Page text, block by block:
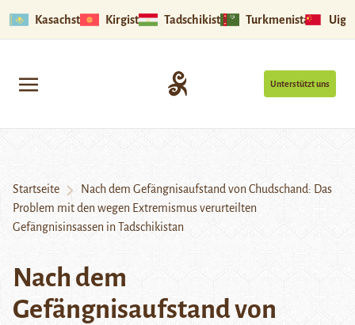
Kasachstan Kirgistan Tadschikistan Turkmenistan
Unterstützt uns
Startseite
Nach dem Gefängnisaufstand von Chudschand: Das
Problem mit den wegen Extremismus verurteilten
Gefängnisinsassen in Tadschikistan
Nach dem
Gefängnisaufstand von